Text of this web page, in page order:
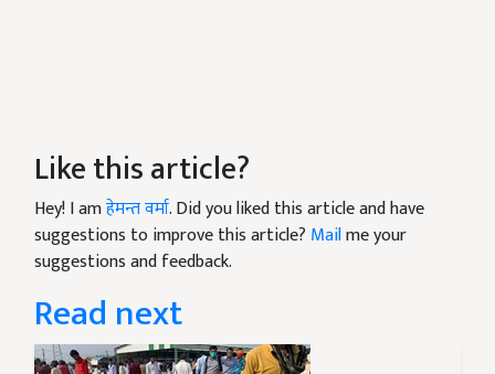
Like this article?
Hey! I amहेमन्त वर्मा. Did you liked this article and have
suggestions to improve this article? Mailme your
suggestions and feedback.
Read next